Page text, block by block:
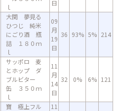
ｌ
日
大関 夢見る
ひつじ 純米
にごり酒 瓶
詰 １８０ｍ
ｌ
09
月
19
日
36 93% 5% 214
サッポロ 麦
とホップ ダ
ブルビター
缶 ３５０ｍ
ｌ
11
月
14
日
32 0% 6% 121
寶 極上フル
11